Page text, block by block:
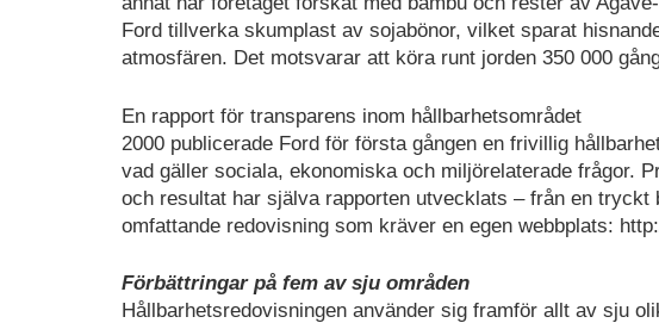
Ford tillverka skumplast av sojabönor, vilket sparat
atmosfären. Det motsvarar att köra runt jorden 350 000
En rapport för transparens inom hållbarhetsområdet
2000 publicerade Ford för första gången en frivillig
vad gäller sociala, ekonomiska och miljörelaterade frågor.
och resultat har själva rapporten utvecklats – från en
omfattande redovisning som kräver en egen webbplats:
Förbättringar på fem av sju områden
Hållbarhetsredovisningen använder sig framför allt av sju